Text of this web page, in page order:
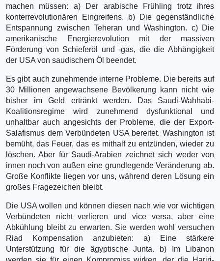
machen müssen: a) Der arabische Frühling trotz ihres
konterrevolutionären Eingreifens. b) Die gegenständliche
Entspannung zwischen Teheran und Washington. c) Die
amerikanische Energierevolution mit der massiven
Förderung von Schieferöl und -gas, die die Abhängigkeit
der USA von saudischem Öl beendet.
Es gibt auch zunehmende interne Probleme. Die bereits auf
30 Millionen angewachsene Bevölkerung kann nicht wie
bisher im Geld ertränkt werden. Das Saudi-Wahhabi-
Koalitionsregime wird zunehmend dysfunktional und
unhaltbar auch angesichts der Probleme, die der Export-
Salafismus dem Verbündeten USA bereitet. Washington ist
bemüht, das Feuer, das es mithalf zu entzünden, wieder zu
löschen. Aber für Saudi-Arabien zeichnet sich weder von
innen noch von außen eine grundlegende Veränderung ab.
Große Konflikte liegen vor uns, während deren Lösung ein
großes Fragezeichen bleibt.
Die USA wollen und können diesen nach wie vor wichtigen
Verbündeten nicht verlieren und vice versa, aber eine
Abkühlung bleibt zu erwarten. Sie werden wohl versuchen
Riad Kompensation anzubieten: a) Eine stärkere
Unterstützung für die ägyptische Junta. b) Im Libanon